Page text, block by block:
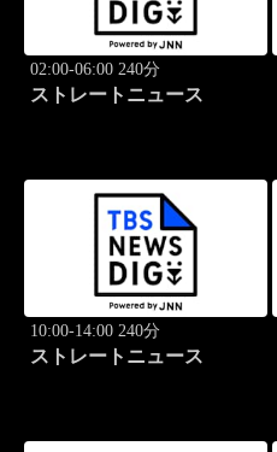
02:00-06:00 240分
ストレートニュース
10:00-14:00 240分
ストレートニュース